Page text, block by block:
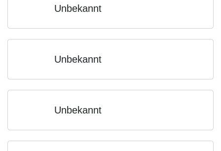
Unbekannt
Unbekannt
Unbekannt